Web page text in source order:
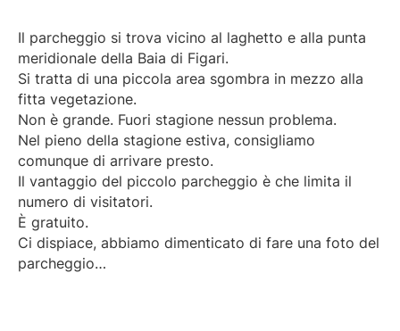
Il parcheggio si trova vicino al laghetto e alla punta
meridionale della Baia di Figari.
Si tratta di una piccola area sgombra in mezzo alla
fitta vegetazione.
Non è grande. Fuori stagione nessun problema.
Nel pieno della stagione estiva, consigliamo
comunque di arrivare presto.
Il vantaggio del piccolo parcheggio è che limita il
numero di visitatori.
È gratuito.
Ci dispiace, abbiamo dimenticato di fare una foto del
parcheggio…